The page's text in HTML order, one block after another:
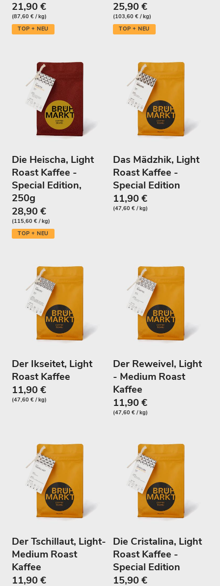
21,90 €
(87,60 € / kg)
TOP + NEU
25,90 €
(103,60 € / kg)
TOP + NEU
Die Heischa, Light
Roast Kaffee -
Special Edition,
250g
28,90 €
(115,60 € / kg)
TOP + NEU
Das Mädzhik, Light
Roast Kaffee -
Special Edition
11,90 €
(47,60 € / kg)
Der Ikseitet, Light
Roast Kaffee
11,90 €
(47,60 € / kg)
Der Reweivel, Light
- Medium Roast
Kaffee
11,90 €
(47,60 € / kg)
Der Tschillaut, Light-
Medium Roast
Kaffee
11,90 €
Die Cristalina, Light
Roast Kaffee -
Special Edition
15,90 €